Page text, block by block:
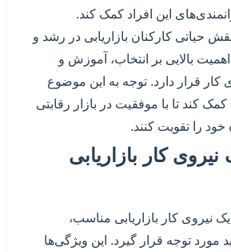
این افراد کمک کند.
نقش حیاتی کارکنان بازاریابی در رشد و
بالایی بر انتخاب، آموزش و
کار قرار دارد. توجه به این موضوع
کند تا با موفقیت در بازار رقابتی
را تقویت کنند.
کار بازاریابی
نیروی کار بازاریابی مناسب،
مورد توجه قرار گیرد. این ویژگی‌ها